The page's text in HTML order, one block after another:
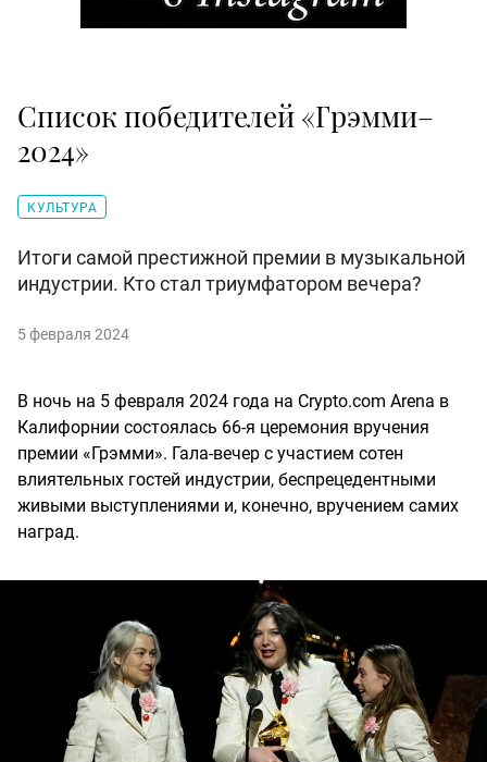
Список победителей «Грэмми–
2024»
КУЛЬТУРА
Итоги самой престижной премии в музыкальной
индустрии. Кто стал триумфатором вечера?
5 февраля 2024
В ночь на 5 февраля 2024 года на Crypto.com Arena в
Калифорнии состоялась 66-я церемония вручения
премии «Грэмми». Гала-вечер с участием сотен
влиятельных гостей индустрии, беспрецедентными
живыми выступлениями и, конечно, вручением самих
наград.